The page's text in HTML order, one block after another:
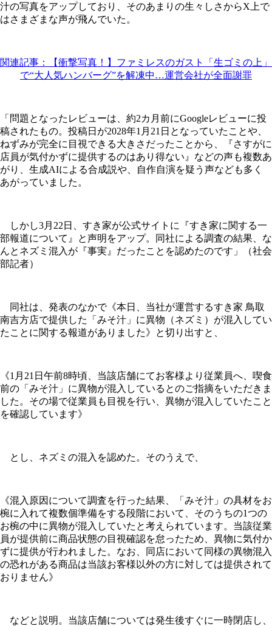
汁の写真をアップしており、そのあまりの生々しさからX上で
はさまざまな声が飛んでいた。
関連記事：【衝撃写真！】ファミレスのガスト「生ゴミの上」
で“大人気ハンバーグ”を解凍中…運営会社が全面謝罪
「問題となったレビューは、約2カ月前にGoogleレビューに投
稿されたもの。投稿日が2028年1月21日となっていたことや、
ねずみが完全に目視できる大きさだったことから、『さすがに
店員が気付かずに提供するのはあり得ない』などの声も複数あ
がり、生成AIによる合成説や、自作自演を疑う声なども多く
あがっていました。
しかし3月22日、すき家が公式サイトに『すき家に関する一
部報道について』と声明をアップ。同社による調査の結果、な
んとネズミ混入が『事実』だったことを認めたのです」（社会
部記者）
同社は、発表のなかで《本日、当社が運営するすき家 鳥取
南吉方店で提供した「みそ汁」に異物（ネズミ）が混入してい
たことに関する報道がありました》と切り出すと、
《1月21日午前8時頃、当該店舗にてお客様より従業員へ、喫食
前の「みそ汁」に異物が混入しているとのご指摘をいただきま
した。その場で従業員も目視を行い、異物が混入していたこと
を確認しています》
とし、ネズミの混入を認めた。そのうえで、
《混入原因について調査を行った結果、「みそ汁」の具材をお
椀に入れて複数個準備をする段階において、そのうちの1つの
お椀の中に異物が混入していたと考えられています。当該従業
員が提供前に商品状態の目視確認を怠ったため、異物に気付か
ずに提供が行われました。なお、同店において同様の異物混入
の恐れがある商品は当該お客様以外の方に対しては提供されて
おりません》
などと説明。当該店舗については発生後すぐに一時閉店し、